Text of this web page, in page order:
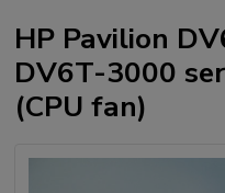
HP Pavilion
DV6T-3000
(CPU fan)